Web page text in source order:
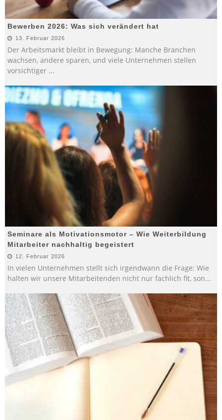
Bewerben 2026: Was sich verändert hat
13. Februar 2026
Der Arbeitsmarkt bleibt in Bewegung: Manche Branchen
wachsen, andere sparen, und viele Unternehmen stellen
vorsichtiger ...
Seminare als Motivationsmotor – Wie Weiterbildung
Mitarbeiter nachhaltig begeistert
12. Februar 2026
In vielen Unternehmen stellt sich irgendwann die Frage: Wie
halten wir unsere Mitarbeitenden nicht nur fachlich fit, son...